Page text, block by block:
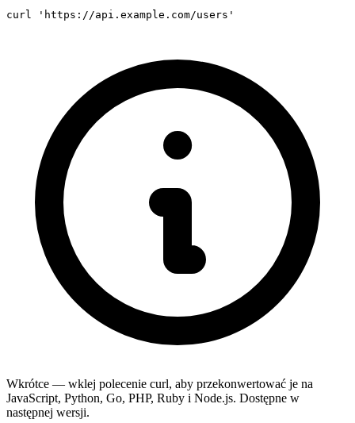
curl 'https://api.example.com/users'
Wkrótce — wklej polecenie curl, aby przekonwertować je na
JavaScript, Python, Go, PHP, Ruby i Node.js. Dostępne w
następnej wersji.